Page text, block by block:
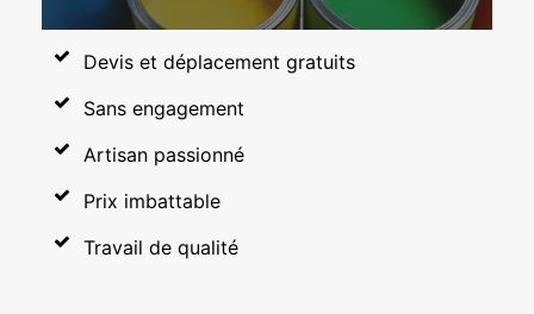
Devis et déplacement gratuits
Sans engagement
Artisan passionné
Prix imbattable
Travail de qualité